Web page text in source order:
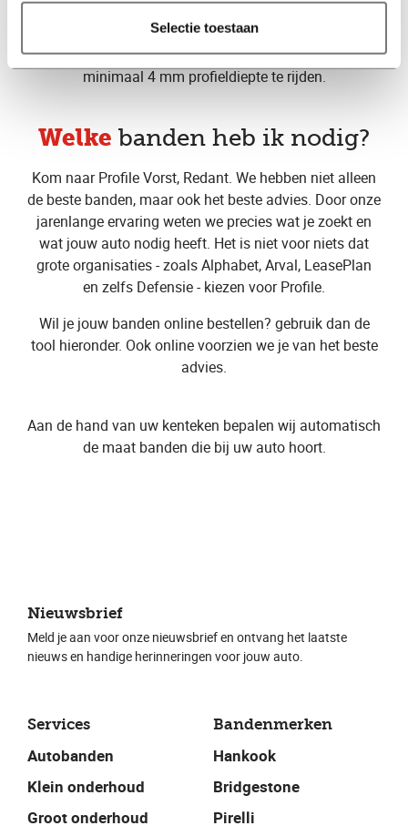
Selectie toestaan
veiligheid om je banden bij 2 mm profieldiepte te
vervangen. Voor winterbanden adviseren wij om met
minimaal 4 mm profieldiepte te rijden.
Welke banden heb ik nodig?
Kom naar Profile Vorst, Redant. We hebben niet alleen
de beste banden, maar ook het beste advies. Door onze
jarenlange ervaring weten we precies wat je zoekt en
wat jouw auto nodig heeft. Het is niet voor niets dat
grote organisaties - zoals Alphabet, Arval, LeasePlan
en zelfs Defensie - kiezen voor Profile.
Wil je jouw banden online bestellen? gebruik dan de
tool hieronder. Ook online voorzien we je van het beste
advies.
Aan de hand van uw kenteken bepalen wij automatisch
de maat banden die bij uw auto hoort.
Services
Autobanden
Klein onderhoud
Groot onderhoud
Bandenmerken
Hankook
Bridgestone
Pirelli
Nieuwsbrief
Meld je aan voor onze nieuwsbrief en ontvang het laatste
nieuws en handige herinneringen voor jouw auto.